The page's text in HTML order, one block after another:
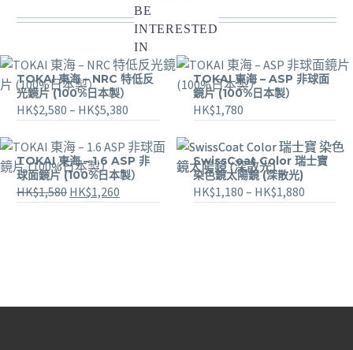
BE
INTERESTED
IN
TOKAI 東海 – NRC 特低反
光鏡片 (100%日本製）
HK$2,580 – HK$5,380
TOKAI 東海 – ASP 非球面
鏡片 (100%日本製）
HK$1,780
TOKAI 東海 – 1.6 ASP 非
球面鏡片 (100%日本製）
HK$1,580 HK$1,260
SwissCoat Color 瑞士寶
染色鏡太陽鏡 (深散光)
HK$1,180 – HK$1,880